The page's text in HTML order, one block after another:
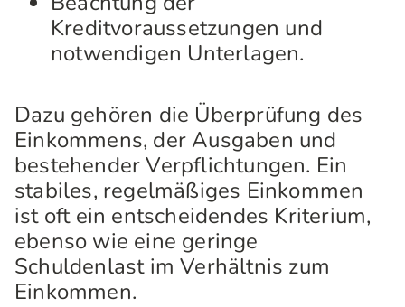
Kreditvoraussetzungen und
notwendigen Unterlagen.
Dazu gehören die Überprüfung des
Einkommens, der Ausgaben und
bestehender Verpflichtungen. Ein
stabiles, regelmäßiges Einkommen
ist oft ein entscheidendes Kriterium,
ebenso wie eine geringe
Schuldenlast im Verhältnis zum
Einkommen.